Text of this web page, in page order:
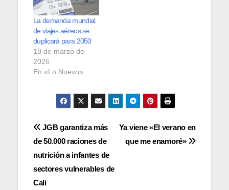
La demanda mundial
de viajes aéreos se
duplicará para 2050
18 de marzo de
2026
En «Lo Nuevo»
Navegación
de
entradas
Ya viene «El verano en
que me enamoré»
JGB garantiza más
de 50.000 raciones de
nutrición a infantes de
sectores vulnerables de
Cali